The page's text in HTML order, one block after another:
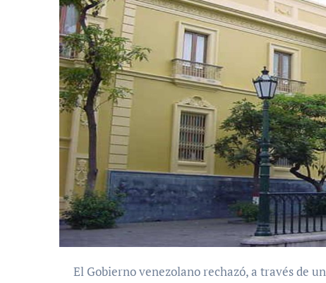
El Gobierno venezolano rechazó, a través de un comunicado, la denuncia del Ejecutivo de Guyana